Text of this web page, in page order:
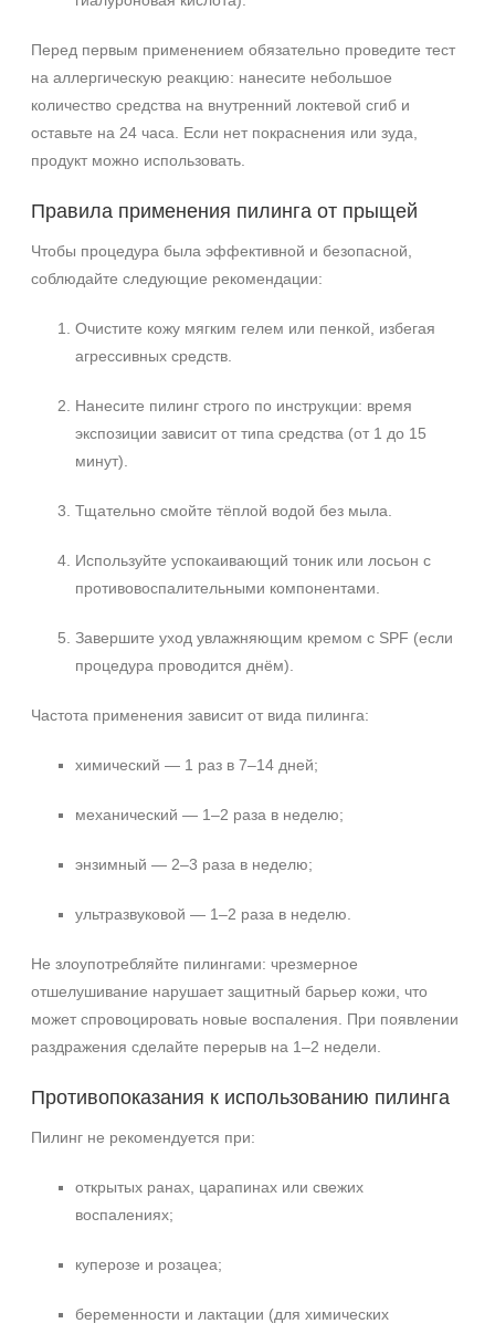
Перед первым применением обязательно проведите тест
на аллергическую реакцию: нанесите небольшое
количество средства на внутренний локтевой сгиб и
оставьте на 24 часа. Если нет покраснения или зуда,
продукт можно использовать.
Правила применения пилинга от прыщей
Чтобы процедура была эффективной и безопасной,
соблюдайте следующие рекомендации:
Очистите кожу мягким гелем или пенкой, избегая
агрессивных средств.
Нанесите пилинг строго по инструкции: время
экспозиции зависит от типа средства (от 1 до 15
минут).
Тщательно смойте тёплой водой без мыла.
Используйте успокаивающий тоник или лосьон с
противовоспалительными компонентами.
Завершите уход увлажняющим кремом с SPF (если
процедура проводится днём).
Частота применения зависит от вида пилинга:
химический — 1 раз в 7–14 дней;
механический — 1–2 раза в неделю;
энзимный — 2–3 раза в неделю;
ультразвуковой — 1–2 раза в неделю.
Не злоупотребляйте пилингами: чрезмерное
отшелушивание нарушает защитный барьер кожи, что
может спровоцировать новые воспаления. При появлении
раздражения сделайте перерыв на 1–2 недели.
Противопоказания к использованию пилинга
Пилинг не рекомендуется при:
открытых ранах, царапинах или свежих
воспалениях;
куперозе и розацеа;
беременности и лактации (для химических